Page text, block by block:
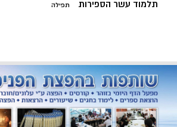
תלמוד עשר הספירות תפילה